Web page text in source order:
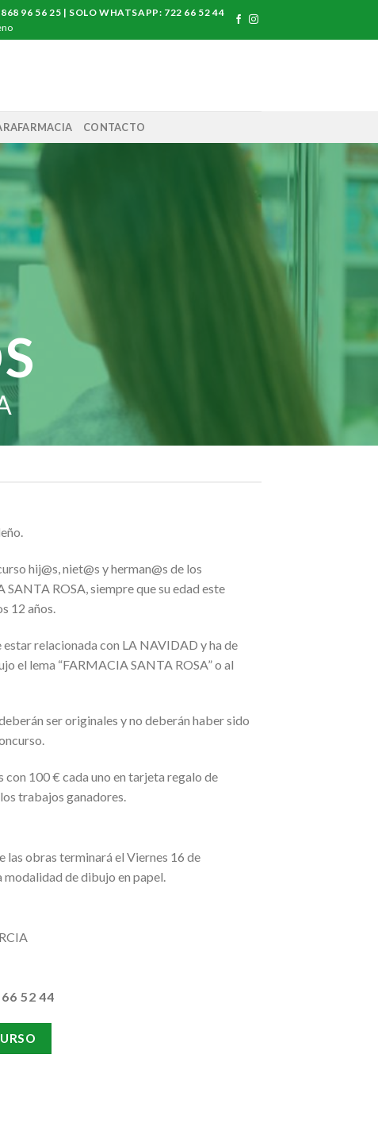
96 56 25 | SOLO WHATSAPP: 722 66 52 44
CONTACTO
hij@s, niet@s y herman@s de los
ROSA, siempre que su edad este
12 años.
estar relacionada con LA NAVIDAD y ha de
el lema “FARMACIA SANTA ROSA” o al
ser originales y no deberán haber sido
con 100 € cada uno en tarjeta regalo de
trabajos ganadores.
las obras terminará el Viernes 16 de
de dibujo en papel.
52 44